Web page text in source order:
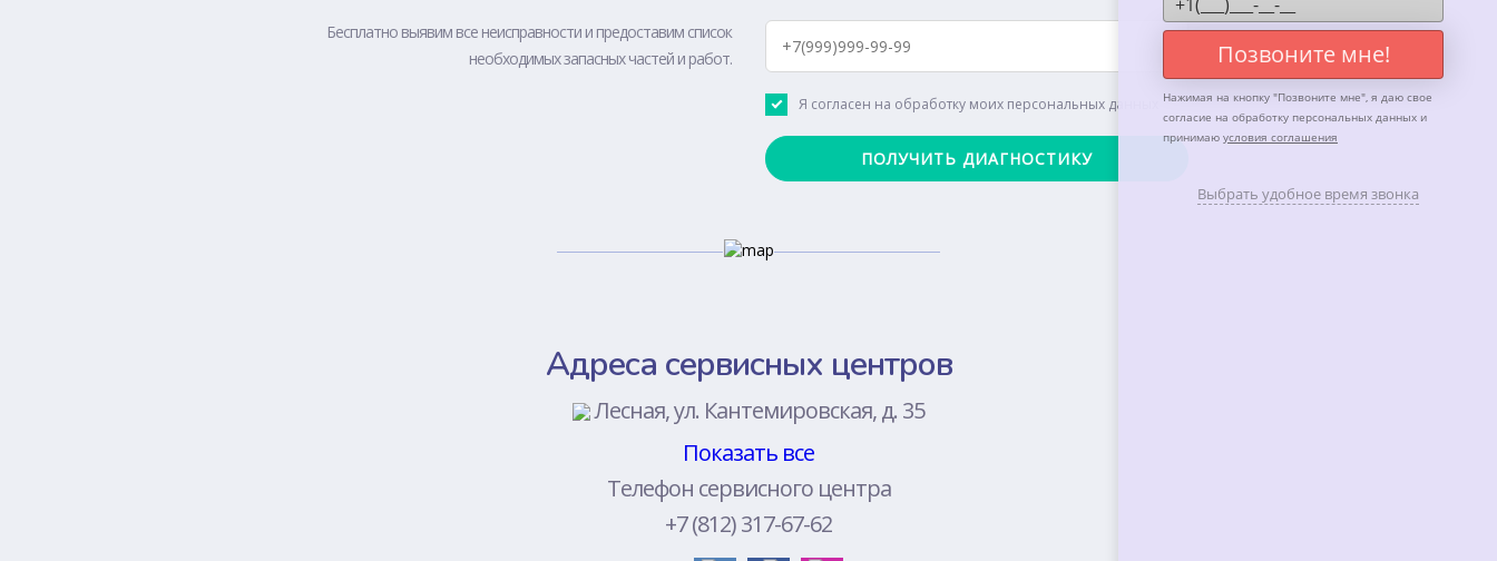
Бесплатно выявим все неисправности и предоставим список
необходимых запасных частей и работ.
Я согласен на обработку моих персональных данных
Адреса сервисных центров
Лесная, ул. Кантемировская, д. 35
Показать все
Телефон сервисного центра
+7 (812) 317-67-62
Позвоните мне!
Нажимая на кнопку "Позвоните мне", я даю свое
согласие на обработку персональных данных и
принимаю условия соглашения
Выбрать удобное время звонка